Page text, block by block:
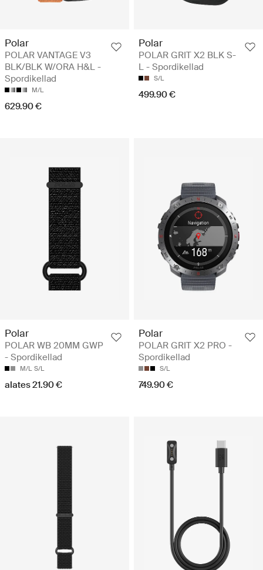
Polar
POLAR VANTAGE V3
BLK/BLK W/ORA H&L -
Spordikellad
M/L
629.90 €
Polar
POLAR GRIT X2 BLK S-
L - Spordikellad
S/L
499.90 €
Polar
POLAR WB 20MM GWP
- Spordikellad
M/L S/L
alates 21.90 €
Polar
POLAR GRIT X2 PRO -
Spordikellad
S/L
749.90 €